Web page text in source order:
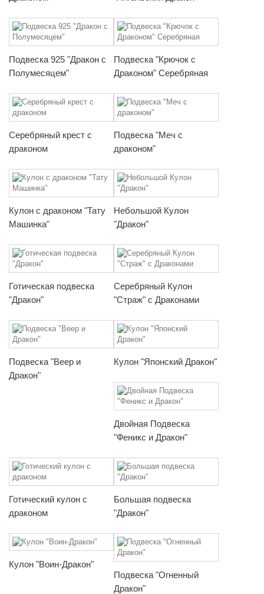
Подвеска 925 "Дракон с
Полумесяцем"
Подвеска "Крючок с
Драконом" Серебряная
Серебряный крест с
драконом
Подвеска "Меч с
драконом"
Кулон с драконом "Тату
Машинка"
Небольшой Кулон
"Дракон"
Готическая подвеска
"Дракон"
Серебряный Кулон
"Страж" с Драконами
Подвеска "Веер и
Дракон"
Кулон "Японский Дракон"
Двойная Подвеска
"Феникс и Дракон"
Готический кулон с
драконом
Большая подвеска
"Дракон"
Кулон "Воин-Дракон"
Подвеска "Огненный
Дракон"